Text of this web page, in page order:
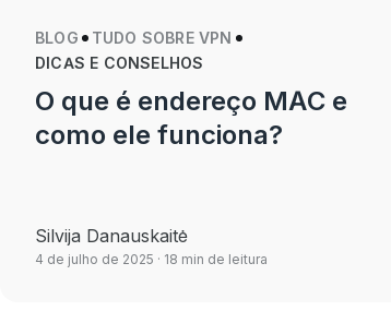
BLOG
TUDO SOBRE VPN
DICAS E CONSELHOS
O que é endereço MAC e
como ele funciona?
Silvija Danauskaitė
4 de julho de 2025 · 18 min de leitura